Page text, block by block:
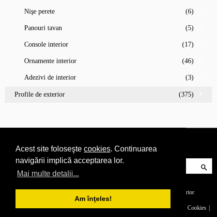
Acest site foloseşte cookies. Continuarea
navigării implică acceptarea lor.
Mai multe detalii...
Am înţeles!
Nişe perete (6)
Panouri tavan (5)
Console interior (17)
Ornamente interior (46)
Adezivi de interior (3)
Profile de exterior (375)
Profile decorative pentru interior și exterior
Catalog Despre companie Certificări Confidențialitate Cookies